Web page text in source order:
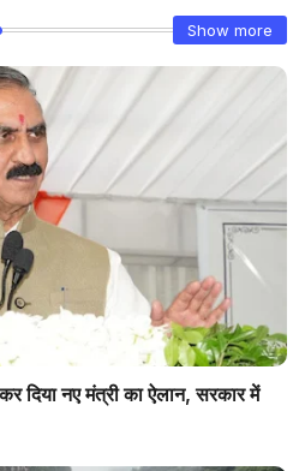
Show more
दिया नए मंत्री का ऐलान, सरकार में